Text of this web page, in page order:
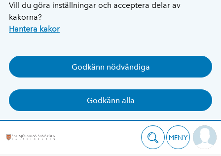
Vill du göra inställningar och acceptera delar av
kakorna?
Hantera kakor
Godkänn nödvändiga
Godkänn alla
MENY